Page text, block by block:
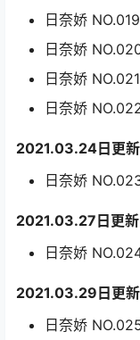
日奈娇
日奈娇
日奈娇
日奈娇
2021.03.24日更新
日奈娇
2021.03.27日更新
日奈娇
2021.03.29日更新
日奈娇